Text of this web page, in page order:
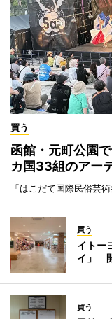
買う
函館・元町公園
カ国33組のアー
「はこだて国際民俗芸
買う
イトー
イ」
買う